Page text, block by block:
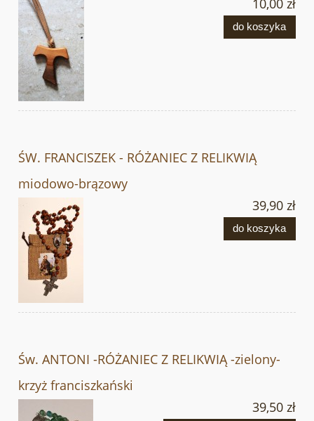
do koszyka
ŚW. FRANCISZEK - RÓŻANIEC Z RELIKWIĄ
miodowo-brązowy
39,90 zł
do koszyka
Św. ANTONI -RÓŻANIEC Z RELIKWIĄ -zielony-
krzyż franciszkański
39,50 zł